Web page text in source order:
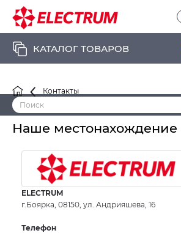
КАТАЛОГ ТОВАРОВ
Контакты
КОНТАКТЫ
Наше местонахождение
ELECTRUM
г.Боярка, 08150, ул. Андрияшева, 16
Телефон